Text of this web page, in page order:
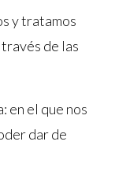
y tratamos
de las
el que nos
dar de